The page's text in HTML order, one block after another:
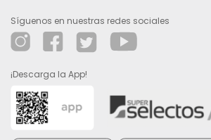
Síguenos en nuestras redes sociales
¡Descarga la App!